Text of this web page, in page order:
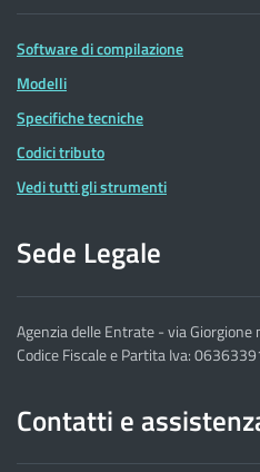
Software di compilazione
Modelli
Specifiche tecniche
Codici tributo
Vedi tutti gli strumenti
Sede Legale
Agenzia delle Entrate - via
Codice Fiscale e Partita Iva:
Contatti e